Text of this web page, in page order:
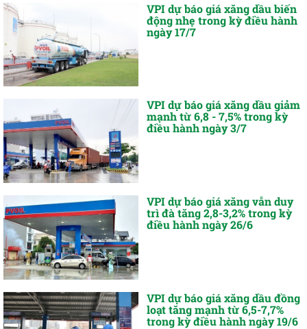
VPI dự báo giá xăng dầu biến
động nhẹ trong kỳ điều hành
ngày 17/7
VPI dự báo giá xăng dầu giảm
mạnh từ 6,8 - 7,5% trong kỳ
điều hành ngày 3/7
VPI dự báo giá xăng vẫn duy
trì đà tăng 2,8-3,2% trong kỳ
điều hành ngày 26/6
VPI dự báo giá xăng dầu đồng
loạt tăng mạnh từ 6,5-7,7%
trong kỳ điều hành ngày 19/6